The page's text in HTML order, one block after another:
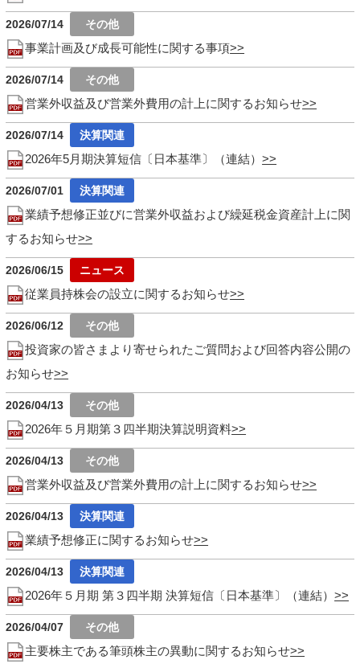
2026/07/14
事業計画及び成長可能性に関する事項
2026/07/14
営業外収益及び営業外費用の計上に関するお知らせ
2026/07/14
2026年5月期決算短信〔日本基準〕（連結）
2026/07/01
業績予想修正並びに営業外収益および繰延税金資産計上に関
するお知らせ
2026/06/15
従業員持株会の設立に関するお知らせ
2026/06/12
投資家の皆さまより寄せられたご質問および回答内容公開の
お知らせ
2026/04/13
2026年５月期第３四半期決算説明資料
2026/04/13
営業外収益及び営業外費用の計上に関するお知らせ
2026/04/13
業績予想修正に関するお知らせ
2026/04/13
2026年５月期 第３四半期 決算短信〔日本基準〕（連結）
2026/04/07
主要株主である筆頭株主の異動に関するお知らせ